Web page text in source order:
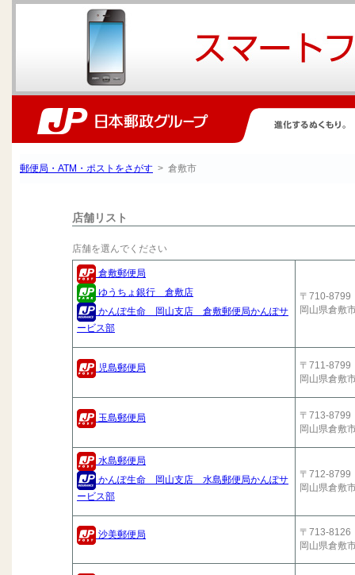
郵便局・ATM・ポストをさがす > 倉敷市
店舗リスト
店舗を選んでください
倉敷郵便局
ゆうちょ銀行 倉敷店
かんぽ生命 岡山支店 倉敷郵便局かんぽサ
ービス部
〒710-8799
岡山県倉敷
児島郵便局
〒711-8799
岡山県倉敷
玉島郵便局
〒713-8799
岡山県倉敷
水島郵便局
かんぽ生命 岡山支店 水島郵便局かんぽサ
ービス部
〒712-8799
岡山県倉敷
沙美郵便局
〒713-8126
岡山県倉敷